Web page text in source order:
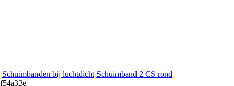
Schuimbanden bij luchtdicht Schuimband 2 CS rond